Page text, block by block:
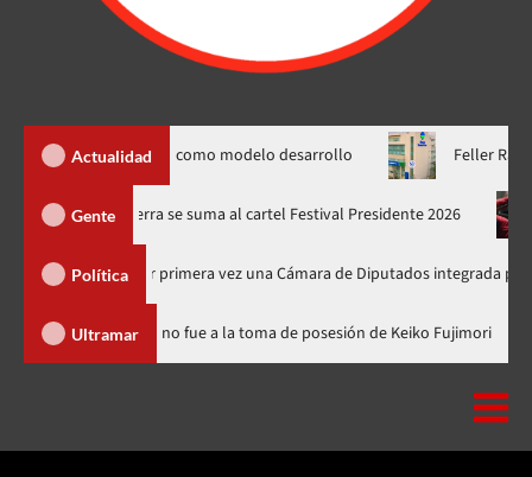
Actualidad
RD 2036 como modelo desarrollo Feller Rate ratificó
Gente Juan Luis Guerra se suma al cartel Festival Presidente
Política
elegirá por primera vez una Cámara de Diputados integrada por 170
Ultramar Luis Abinader no fue a la toma de posesión de Keiko